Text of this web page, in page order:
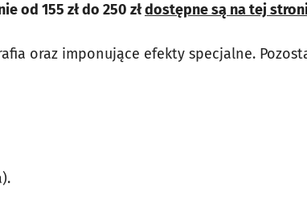
od 155 zł do 250 złdostępne są na tej
oraz imponujące efekty specjalne.